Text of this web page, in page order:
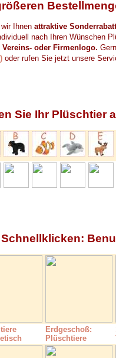
Ihnen attraktive
nach Ihren Wünschen
Vereins- oder Firmenlogo.
oder rufen Sie jetzt unsere
Sie Ihr Plüschtier
Erdgeschoß:
Plüschtiere